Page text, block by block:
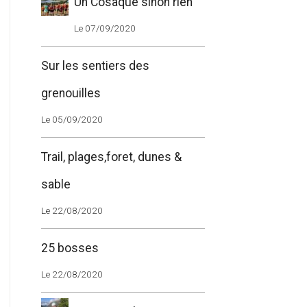
Le 07/09/2020
Sur les sentiers des
grenouilles
Le 05/09/2020
Trail, plages,foret, dunes &
sable
Le 22/08/2020
25 bosses
Le 22/08/2020